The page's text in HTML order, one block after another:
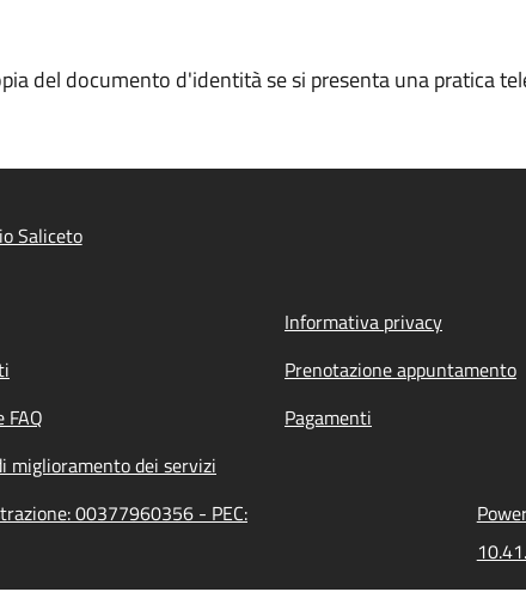
del documento d'identità se si presenta una pratica
Saliceto
Informativa privacy
Prenotazione appuntamento
FAQ Pagamenti
miglioramento dei servizi
00377960356 - PEC: